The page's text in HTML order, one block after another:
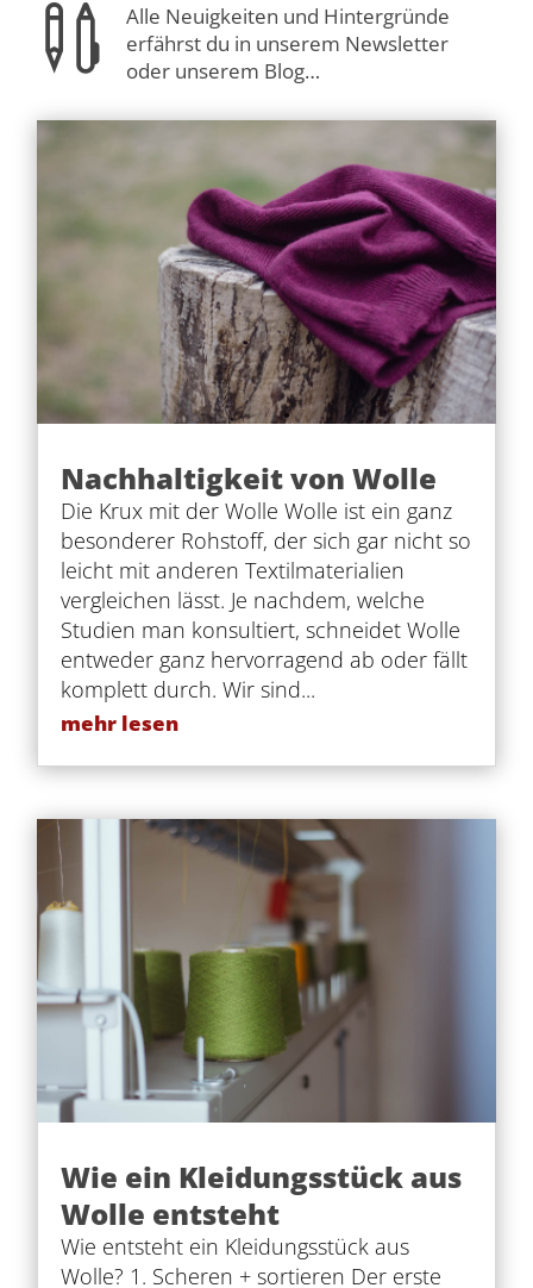

Alle Neuigkeiten und Hintergründe
erfährst du in unserem Newsletter
oder unserem Blog…
Nachhaltigkeit von Wolle
Die Krux mit der Wolle Wolle ist ein ganz
besonderer Rohstoff, der sich gar nicht so
leicht mit anderen Textilmaterialien
vergleichen lässt. Je nachdem, welche
Studien man konsultiert, schneidet Wolle
entweder ganz hervorragend ab oder fällt
komplett durch. Wir sind...
mehr lesen
Wie ein Kleidungsstück aus
Wolle entsteht
Wie entsteht ein Kleidungsstück aus
Wolle? 1. Scheren + sortieren Der erste